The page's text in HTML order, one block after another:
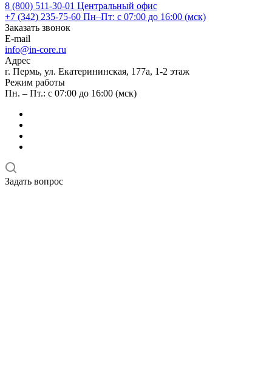
8 (800) 511-30-01 Центральный офис
+7 (342) 235-75-60 Пн–Пт: с 07:00 до 16:00 (мск)
Заказать звонок
E-mail
info@in-core.ru
Адрес
г. Пермь, ул. ​Екатерининская, 177а, ​1-2 этаж
Режим работы
Пн. – Пт.: с 07:00 до 16:00 (мск)
Задать вопрос